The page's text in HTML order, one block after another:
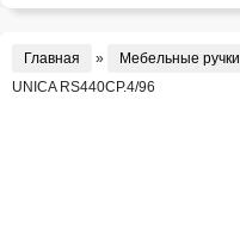
Главная » Мебельные ручки
UNICA RS440CP.4/96